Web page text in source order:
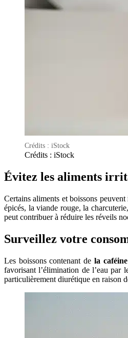
Crédits : iStock
Crédits : iStock
Évitez les aliments
Certains aliments et boissons peuvent
épicés, la viande rouge, la
peut contribuer à réduire les réveils
Surveillez votre
Les boissons contenant de la caféine
favorisant l’élimination de l’eau par
particulièrement diurétique en raison